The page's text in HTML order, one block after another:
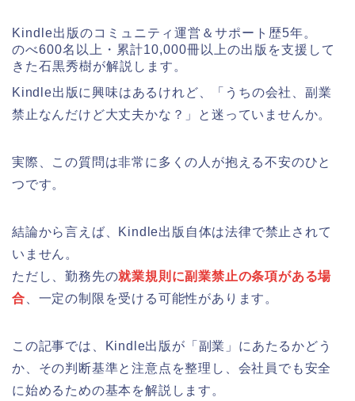
Kindle出版のコミュニティ運営＆サポート歴5年。
のべ600名以上・累計10,000冊以上の出版を支援して
きた石黒秀樹が解説します。
Kindle出版に興味はあるけれど、「うちの会社、副業
禁止なんだけど大丈夫かな？」と迷っていませんか。
実際、この質問は非常に多くの人が抱える不安のひと
つです。
結論から言えば、Kindle出版自体は法律で禁止されて
いません。
ただし、勤務先の就業規則に副業禁止の条項がある場
合 、一定の制限を受ける可能性があります。
この記事では、Kindle出版が「副業」にあたるかどう
か、その判断基準と注意点を整理し、会社員でも安全
に始めるための基本を解説します。